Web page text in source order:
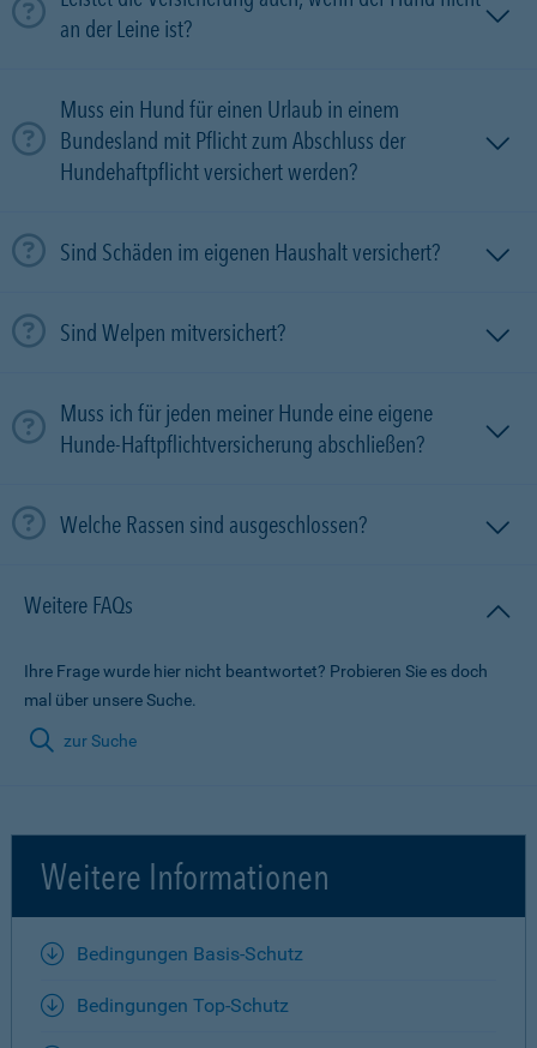
an der Leine ist?
Muss ein Hund für einen Urlaub in einem
Bundesland mit Pflicht zum Abschluss der
Hundehaftpflicht versichert werden?
Sind Schäden im eigenen Haushalt versichert?
Sind Welpen mitversichert?
Muss ich für jeden meiner Hunde eine eigene
Hunde-Haftpflichtversicherung abschließen?
Welche Rassen sind ausgeschlossen?
Weitere FAQs
Ihre Frage wurde hier nicht beantwortet? Probieren Sie es doch
mal über unsere Suche.
zur Suche
Weitere Informationen
Bedingungen Basis-Schutz
Bedingungen Top-Schutz